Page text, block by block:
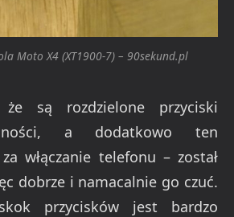
Moto X4 (XT1900-7) – 90sekund.pl
są rozdzielone przyciski
a dodatkowo ten
włączanie telefonu – został
dobrze i namacalnie go czuć.
przycisków jest bardzo